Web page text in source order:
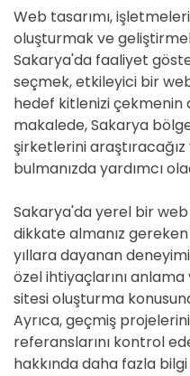
Web tasarımı,
oluşturmak ve
Sakarya'da faaliyet
seçmek, etkileyici bir
hedef kitlenizi çekmenin
makalede, Sakarya
şirketlerini
bulmanızda yardımcı
Sakarya'da yerel bir
dikkate almanız
yıllara dayanan
özel ihtiyaçlarını
sitesi oluşturma
Ayrıca, geçmiş
referanslarını kontrol
hakkında daha fazla